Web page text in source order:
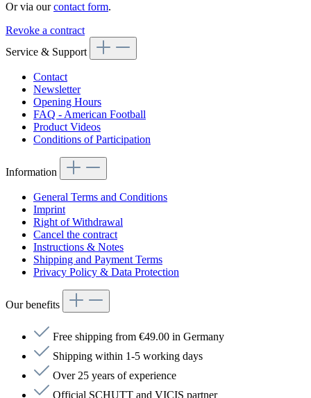
Or via ourcontact form.
Revoke a contract
Service & Support
Contact
Newsletter
Opening Hours
FAQ - American Football
Product Videos
Conditions of Participation
Information
General Terms and Conditions
Imprint
Right of Withdrawal
Cancel the contract
Instructions & Notes
Shipping and Payment Terms
Privacy Policy & Data Protection
Our benefits
Free shipping from €49.00 in Germany
Shipping within 1-5 working days
Over 25 years of experience
Official SCHUTT and VICIS partner